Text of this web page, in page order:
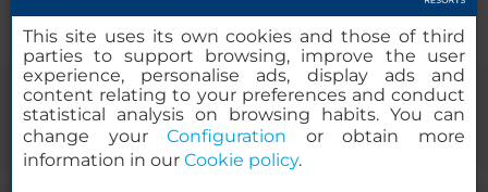
This site uses its own cookies and those of third
parties to support browsing, improve the user
experience, personalise ads, display ads and
content relating to your preferences and conduct
statistical analysis on browsing habits. You can
change yourConfiguration or obtain more
information in our Cookie policy.